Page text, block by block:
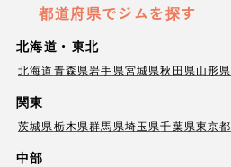
都道府県でジムを探す
北海道・東北
北海道青森県岩手県宮城県秋田県山形県
関東
茨城県栃木県群馬県埼玉県千葉県東京都
中部